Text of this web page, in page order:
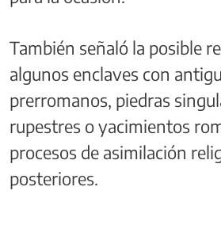
También señaló la posible
algunos enclaves con
prerromanos, piedras
rupestres o yacimientos
procesos de asimilación
posteriores.